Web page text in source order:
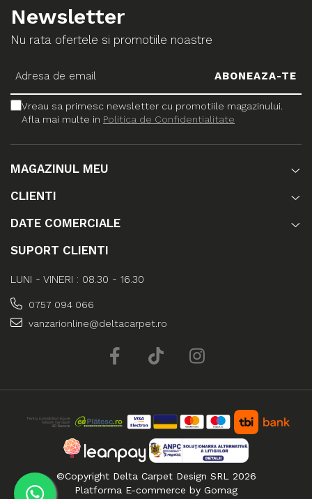
Newsletter
Nu rata ofertele si promotiile noastre
Vreau sa primesc newsletter cu promotiile magazinului.
Afla mai multe in Politica de Confidentialitate
MAGAZINUL MEU
CLIENTI
DATE COMERCIALE
SUPORT CLIENTI
LUNI - VINERI : 08.30 - 16.30
0757 094 066
vanzarionline@deltacarpet.ro
©Copyright Delta Carpet Design SRL 2026
Platforma E-commerce by Gomag